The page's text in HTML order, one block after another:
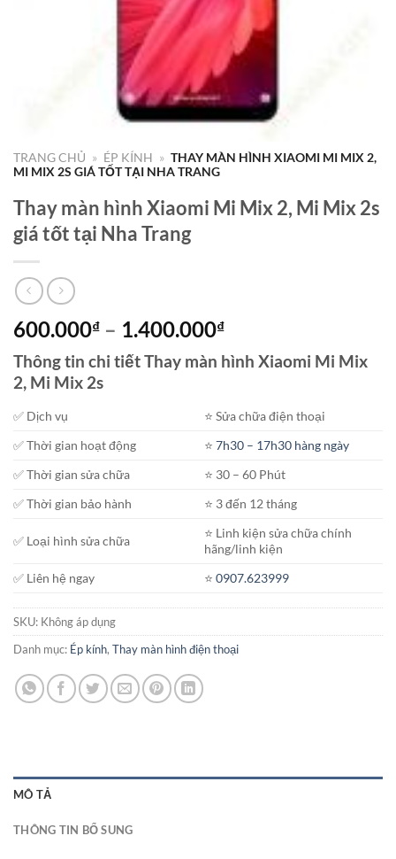
TRANG CHỦ » ÉP KÍNH » THAY MÀN HÌNH XIAOMI MI MIX 2,
MI MIX 2S GIÁ TỐT TẠI NHA TRANG
Thay màn hình Xiaomi Mi Mix 2, Mi Mix 2s
giá tốt tại Nha Trang
600.000₫ – 1.400.000₫Khoảng
giá:
từ
đến
1.400.000₫
Thông tin chi tiết Thay màn hình Xiaomi Mi Mix
2, Mi Mix 2s
✅ Dịch vụ
⭐️ Sửa chữa điện thoại
✅ Thời gian hoạt động
⭐️7h30 – 17h30 hàng ngày
✅ Thời gian sửa chữa
⭐️ 30 – 60 Phút
✅ Thời gian bảo hành
⭐️ 3 đến 12 tháng
✅ Loại hình sửa chữa
⭐️ Linh kiện sửa chữa chính
hãng/linh kiện
✅ Liên hệ ngay
⭐️0907.623999
SKU: Không áp dụng
Danh mục: Ép kính, Thay màn hình điện thoại
MÔ TẢ
THÔNG TIN BỔ SUNG